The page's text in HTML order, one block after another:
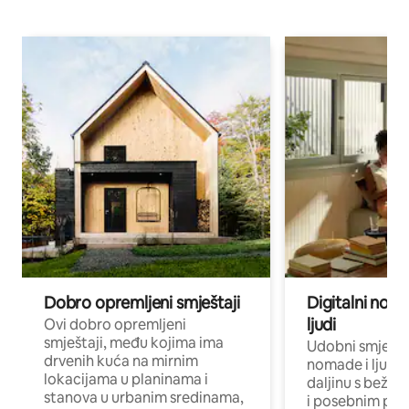
Dobro opremljeni smještaji
Ovi dobro opremljeni
smještaji, među kojima ima
drvenih kuća na mirnim
lokacijama u planinama i
stanova u urbanim sredinama,
Digitalni
ljudi
Udobni
nomade i ljude
daljinu s
i posebnim